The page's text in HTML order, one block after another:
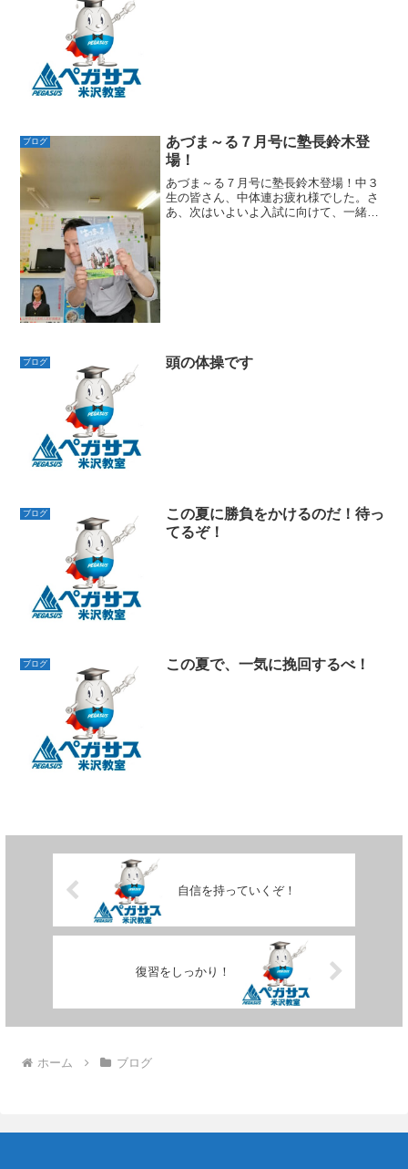
ブログ
あづま～る７月号に塾長鈴木登
場！
あづま～る７月号に塾長鈴木登場！中３
生の皆さん、中体連お疲れ様でした。さ
あ、次はいよいよ入試に向けて、一緒に
ブログ 頭の体操です
ブログ
この夏に勝負をかけるのだ！待っ
てるぞ！
ブログ この夏で、一気に挽回するべ！
自信を持っていくぞ！
復習をしっかり！
ホーム ブログ